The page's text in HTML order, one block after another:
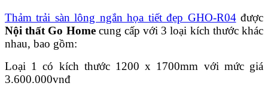
Thảm trải sàn lông ngắn họa tiết đẹp GHO-R04được
Nội thất Go Home cung cấp với 3 loại kích thước khác
nhau, bao gồm:
Loại 1 có kích thước 1200 x 1700mm với mức giá
3.600.000vnđ